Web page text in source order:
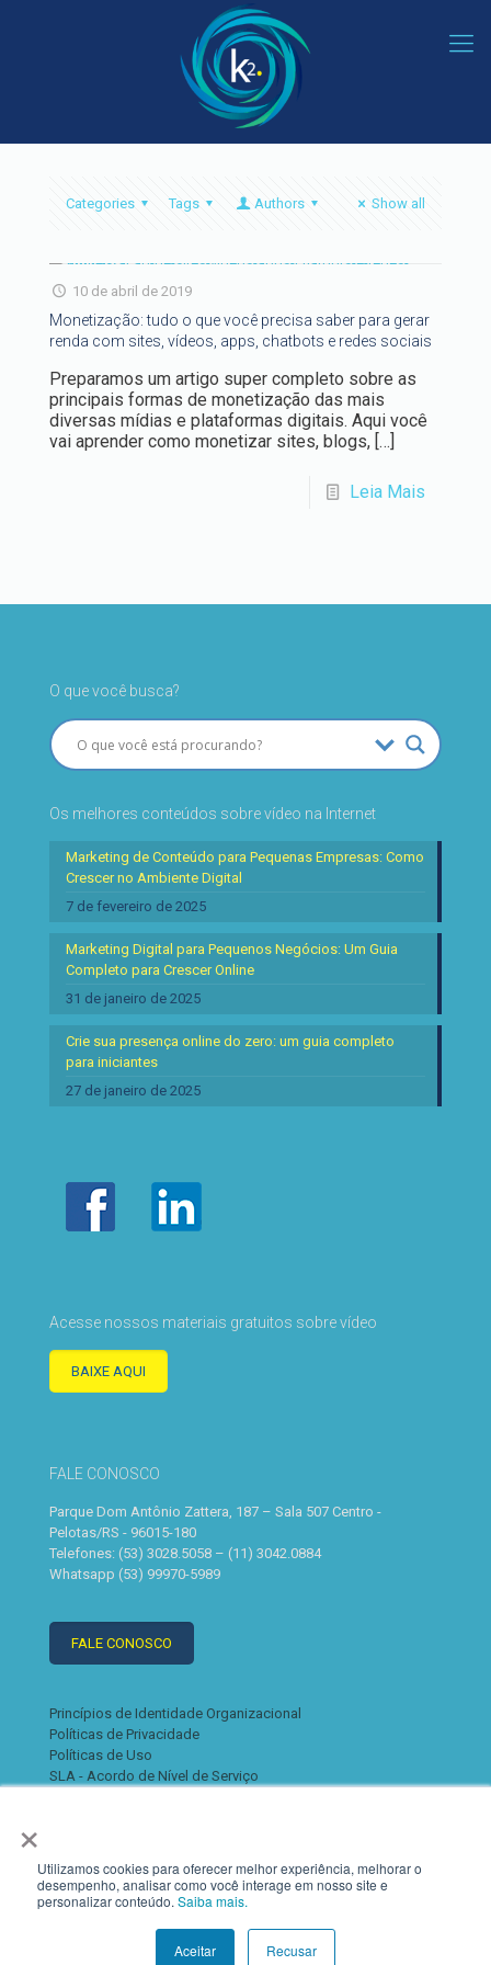
×
Utilizamos cookies para oferecer melhor experiência, melhorar o
desempenho, analisar como você interage em nosso site e
personalizar conteúdo. Saiba mais.
Aceitar Recusar
Categories Tags Authors Show all
10 de abril de 2019
Monetização: tudo o que você precisa saber para gerar
renda com sites, vídeos, apps, chatbots e redes sociais
Preparamos um artigo super completo sobre as
principais formas de monetização das mais
diversas mídias e plataformas digitais. Aqui você
vai aprender como monetizar sites, blogs, […]
Leia Mais
O que você busca?
Os melhores conteúdos sobre vídeo na Internet
Marketing de Conteúdo para Pequenas Empresas: Como
Crescer no Ambiente Digital
7 de fevereiro de 2025
Marketing Digital para Pequenos Negócios: Um Guia
Completo para Crescer Online
31 de janeiro de 2025
Crie sua presença online do zero: um guia completo
para iniciantes
27 de janeiro de 2025
Acesse nossos materiais gratuitos sobre vídeo
BAIXE AQUI
FALE CONOSCO
Parque Dom Antônio Zattera, 187 – Sala 507 Centro -
Pelotas/RS - 96015-180
Telefones: (53) 3028.5058 – (11) 3042.0884
Whatsapp (53) 99970-5989
FALE CONOSCO
Princípios de Identidade Organizacional
Políticas de Privacidade
Políticas de Uso
SLA - Acordo de Nível de Serviço